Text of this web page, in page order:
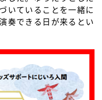
いていることを一緒に
奏できる日が来るとい